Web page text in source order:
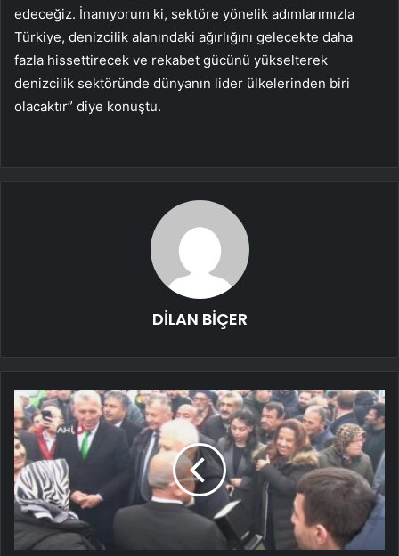
edeceğiz. İnanıyorum ki, sektöre yönelik adımlarımızla
Türkiye, denizcilik alanındaki ağırlığını gelecekte daha
fazla hissettirecek ve rekabet gücünü yükselterek
denizcilik sektöründe dünyanın lider ülkelerinden biri
olacaktır” diye konuştu.
DİLAN BİÇER